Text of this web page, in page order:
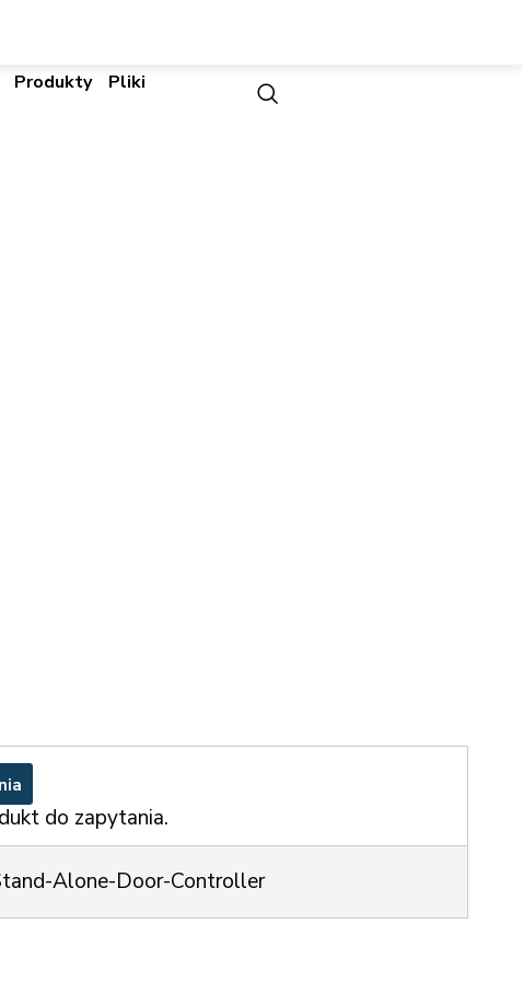
Produkty
Pliki
do zapytania.
Alone-Door-Controller